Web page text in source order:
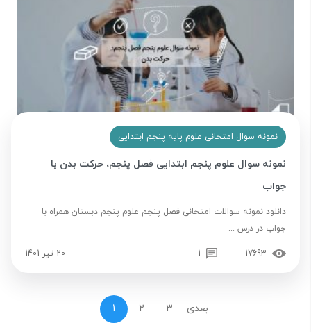
نمونه سوال امتحانی علوم پایه پنجم ابتدایی
نمونه سوال علوم پنجم ابتدایی فصل پنجم، حرکت بدن با
جواب
دانلود نمونه سوالات امتحانی فصل پنجم علوم پنجم دبستان همراه با
جواب در درس ...
17693
1 20 تیر 1401
1 2 3 بعدی